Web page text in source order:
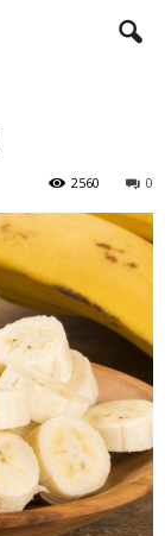
0
2560